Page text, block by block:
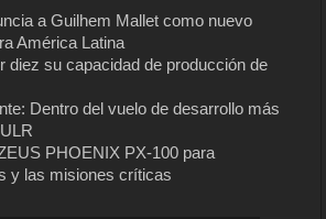
a Guilhem Mallet como nuevo
América Latina
diez su capacidad de producción de
Dentro del vuelo de desarrollo más
PHOENIX PX-100 para
y las misiones críticas